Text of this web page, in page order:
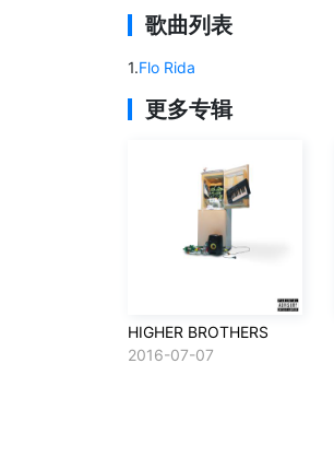
歌曲列表
1.Flo Rida
更多专辑
HIGHER BROTHERS
2016-07-07